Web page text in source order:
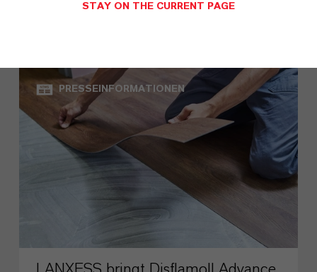
NACHHALTIGKEIT
PRESSEINFORMATIONEN
STAY ON THE CURRENT PAGE